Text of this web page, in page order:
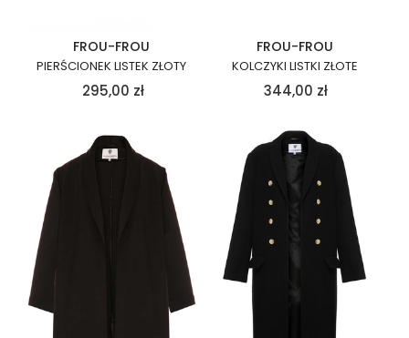
FROU-FROU
PIERŚCIONEK LISTEK ZŁOTY
295,00 zł
FROU-FROU
KOLCZYKI LISTKI ZŁOTE
344,00 zł